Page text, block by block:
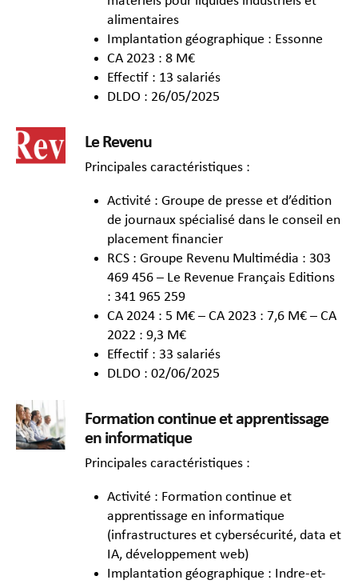
alimentaires
Implantation géographique : Essonne
CA 2023 : 8 M€
Effectif : 13 salariés
DLDO : 26/05/2025
Le Revenu
Principales caractéristiques :
Activité : Groupe de presse et d’édition
de journaux spécialisé dans le conseil en
placement financier
RCS : Groupe Revenu Multimédia : 303
469 456 – Le Revenue Français Editions
: 341 965 259
CA 2024 : 5 M€ – CA 2023 : 7,6 M€ – CA
2022 : 9,3 M€
Effectif : 33 salariés
DLDO : 02/06/2025
Formation continue et apprentissage
en informatique
Principales caractéristiques :
Activité : Formation continue et
apprentissage en informatique
(infrastructures et cybersécurité, data et
IA, développement web)
Implantation géographique : Indre-et-